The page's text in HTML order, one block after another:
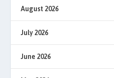
August 2026
July 2026
June 2026